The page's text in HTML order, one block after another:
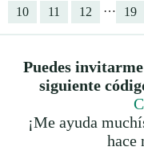
10
11 12 … 19
Puedes
siguiente
¡Me ayuda
hace